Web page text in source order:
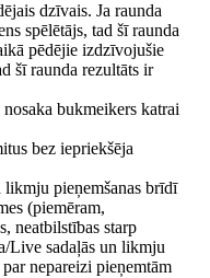
dzīvais. Ja raunda
spēlētājs, tad šī raunda
pēdējie izdzīvojušie
šī raunda rezultāts ir
bukmeikers katrai
bez iepriekšēja
pieņemšanas brīdī
(piemēram,
neatbilstības starp
Live sadaļās un likmju
nepareizi pieņemtām